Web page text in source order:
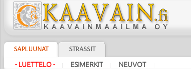
SAPLUUNAT STRASSIT
- LUETTELO - | ESIMERKIT | NEUVOT |